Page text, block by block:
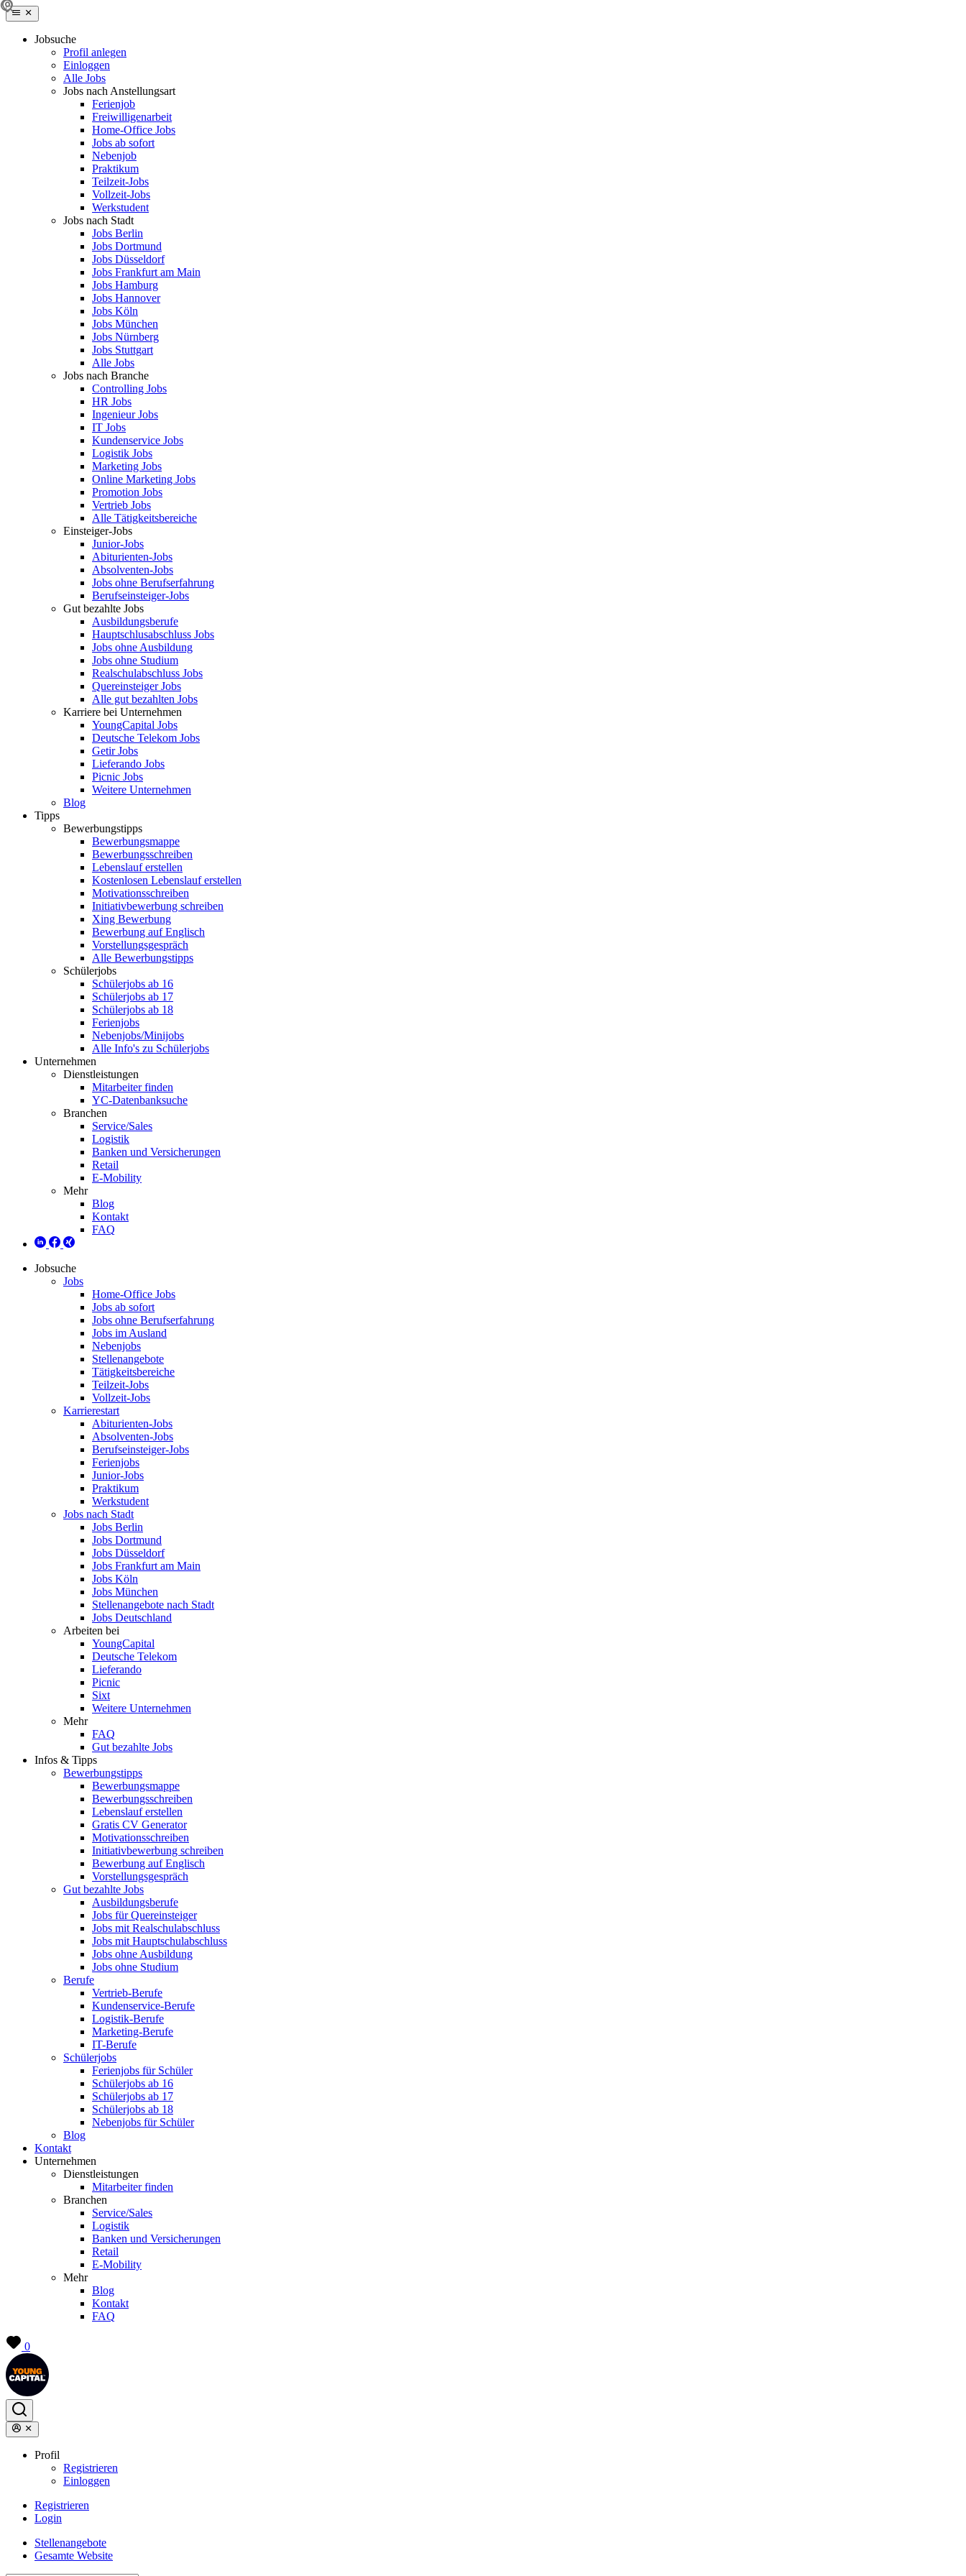
Jobsuche
Profil anlegen
Einloggen
Alle Jobs
Jobs nach Anstellungsart
Ferienjob
Freiwilligenarbeit
Home-Office Jobs
Jobs ab sofort
Nebenjob
Praktikum
Teilzeit-Jobs
Vollzeit-Jobs
Werkstudent
Jobs nach Stadt
Jobs Berlin
Jobs Dortmund
Jobs Düsseldorf
Jobs Frankfurt am Main
Jobs Hamburg
Jobs Hannover
Jobs Köln
Jobs München
Jobs Nürnberg
Jobs Stuttgart
Alle Jobs
Jobs nach Branche
Controlling Jobs
HR Jobs
Ingenieur Jobs
IT Jobs
Kundenservice Jobs
Logistik Jobs
Marketing Jobs
Online Marketing Jobs
Promotion Jobs
Vertrieb Jobs
Alle Tätigkeitsbereiche
Einsteiger-Jobs
Junior-Jobs
Abiturienten-Jobs
Absolventen-Jobs
Jobs ohne Berufserfahrung
Berufseinsteiger-Jobs
Gut bezahlte Jobs
Ausbildungsberufe
Hauptschlusabschluss Jobs
Jobs ohne Ausbildung
Jobs ohne Studium
Realschulabschluss Jobs
Quereinsteiger Jobs
Alle gut bezahlten Jobs
Karriere bei Unternehmen
YoungCapital Jobs
Deutsche Telekom Jobs
Getir Jobs
Lieferando Jobs
Picnic Jobs
Weitere Unternehmen
Blog
Tipps
Bewerbungstipps
Bewerbungsmappe
Bewerbungsschreiben
Lebenslauf erstellen
Kostenlosen Lebenslauf erstellen
Motivationsschreiben
Initiativbewerbung schreiben
Xing Bewerbung
Bewerbung auf Englisch
Vorstellungsgespräch
Alle Bewerbungstipps
Schülerjobs
Schülerjobs ab 16
Schülerjobs ab 17
Schülerjobs ab 18
Ferienjobs
Nebenjobs/Minijobs
Alle Info's zu Schülerjobs
Unternehmen
Dienstleistungen
Mitarbeiter finden
YC-Datenbanksuche
Branchen
Service/Sales
Logistik
Banken und Versicherungen
Retail
E-Mobility
Mehr
Blog
Kontakt
FAQ
Jobsuche
Jobs
Home-Office Jobs
Jobs ab sofort
Jobs ohne Berufserfahrung
Jobs im Ausland
Nebenjobs
Stellenangebote
Tätigkeitsbereiche
Teilzeit-Jobs
Vollzeit-Jobs
Karrierestart
Abiturienten-Jobs
Absolventen-Jobs
Berufseinsteiger-Jobs
Ferienjobs
Junior-Jobs
Praktikum
Werkstudent
Jobs nach Stadt
Jobs Berlin
Jobs Dortmund
Jobs Düsseldorf
Jobs Frankfurt am Main
Jobs Köln
Jobs München
Stellenangebote nach Stadt
Jobs Deutschland
Arbeiten bei
YoungCapital
Deutsche Telekom
Lieferando
Picnic
Sixt
Weitere Unternehmen
Mehr
FAQ
Gut bezahlte Jobs
Infos & Tipps
Bewerbungstipps
Bewerbungsmappe
Bewerbungsschreiben
Lebenslauf erstellen
Gratis CV Generator
Motivationsschreiben
Initiativbewerbung schreiben
Bewerbung auf Englisch
Vorstellungsgespräch
Gut bezahlte Jobs
Ausbildungsberufe
Jobs für Quereinsteiger
Jobs mit Realschulabschluss
Jobs mit Hauptschulabschluss
Jobs ohne Ausbildung
Jobs ohne Studium
Berufe
Vertrieb-Berufe
Kundenservice-Berufe
Logistik-Berufe
Marketing-Berufe
IT-Berufe
Schülerjobs
Ferienjobs für Schüler
Schülerjobs ab 16
Schülerjobs ab 17
Schülerjobs ab 18
Nebenjobs für Schüler
Blog
Kontakt
Unternehmen
Dienstleistungen
Mitarbeiter finden
Branchen
Service/Sales
Logistik
Banken und Versicherungen
Retail
E-Mobility
Mehr
Blog
Kontakt
FAQ
0
Profil
Registrieren
Einloggen
Registrieren
Login
Stellenangebote
Gesamte Website